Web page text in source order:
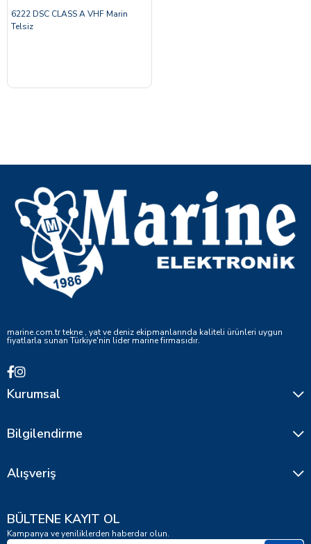
6222 DSC CLASS A VHF Marin
Telsiz
marine.com.tr tekne , yat ve deniz ekipmanlarında kaliteli ürünleri uygun
fiyatlarla sunan Türkiye'nin lider marine firmasıdır.
Kurumsal
Bilgilendirme
Alışveriş
BÜLTENE KAYIT OL
Kampanya ve yeniliklerden haberdar olun.